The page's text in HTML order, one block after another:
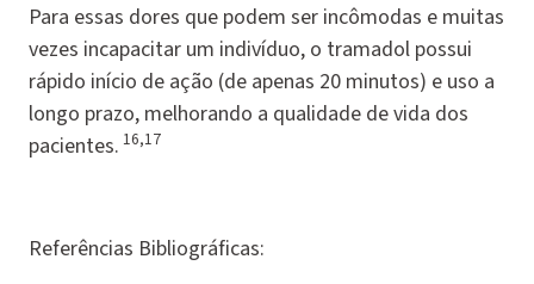
Para essas dores que podem ser incômodas e muitas
vezes incapacitar um indivíduo, o tramadol possui
rápido início de ação (de apenas 20 minutos) e uso a
longo prazo, melhorando a qualidade de vida dos
pacientes. 16,17
Referências Bibliográficas: